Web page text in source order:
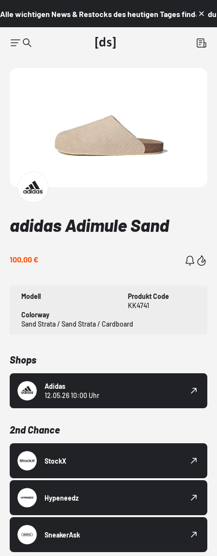
Alle wichtigen News & Restocks des heutigen Tages findest du
adidas Adimule Sand
100,00 €
Modell
Produkt Code
KK4741
Colorway
Sand Strata / Sand Strata / Cardboard
Shops
Adidas
12.05.26 10:00 Uhr
2nd Chance
StockX
Hypeneedz
SneakerAsk